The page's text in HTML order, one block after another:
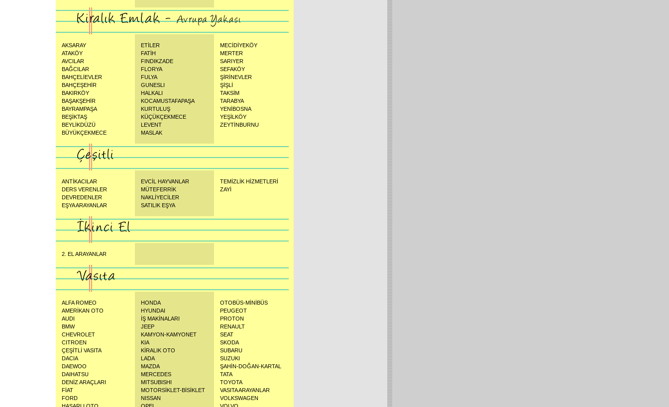
AKSARAY
ATAKÖY
AVCILAR
BAĞCILAR
BAHÇELİEVLER
BAHÇEŞEHİR
BAKIRKÖY
BAŞAKŞEHİR
BAYRAMPAŞA
BEŞİKTAŞ
BEYLİKDÜZÜ
BÜYÜKÇEKMECE
ETİLER
FATİH
FINDIKZADE
FLORYA
FULYA
GUNESLI
HALKALI
KOCAMUSTAFAPAŞA
KURTULUŞ
KÜÇÜKÇEKMECE
LEVENT
MASLAK
MECİDİYEKÖY
MERTER
SARIYER
SEFAKÖY
ŞİRİNEVLER
ŞİŞLİ
TAKSİM
TARABYA
YENİBOSNA
YEŞİLKÖY
ZEYTİNBURNU
ANTİKACILAR
DERS VERENLER
DEVREDENLER
EŞYA ARAYANLAR
EVCİL HAYVANLAR
MÜTEFERRİK
NAKLİYECİLER
SATILIK EŞYA
TEMİZLİK HİZMETLERİ
ZAYİ
2. EL ARAYANLAR
ALFA ROMEO
AMERİKAN OTO
AUDI
BMW
CHEVROLET
CITROEN
ÇEŞİTLİ VASITA
DACIA
DAEWOO
DAIHATSU
DENİZ ARAÇLARI
FİAT
FORD
HONDA
HYUNDAI
İŞ MAKİNALARI
JEEP
KAMYON-KAMYONET
KIA
KİRALIK OTO
LADA
MAZDA
MERCEDES
MITSUBISHI
MOTORSİKLET-BİSİKLET
NISSAN
OTOBÜS-MİNİBÜS
PEUGEOT
PROTON
RENAULT
SEAT
SKODA
SUBARU
SUZUKI
ŞAHİN-DOĞAN-KARTAL
TATA
TOYOTA
VASITA ARAYANLAR
VOLKSWAGEN